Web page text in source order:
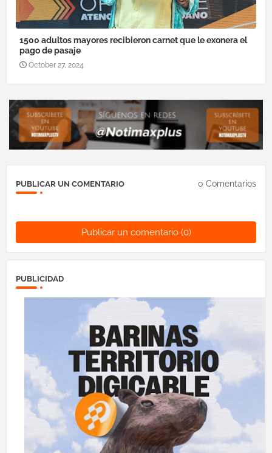
1500 adultos mayores recibieron carnet que le exonera el
pago de pasaje
October 27, 2024
PUBLICAR UN COMENTARIO 0 Comentarios
Publicar un comentario (0)
PUBLICIDAD